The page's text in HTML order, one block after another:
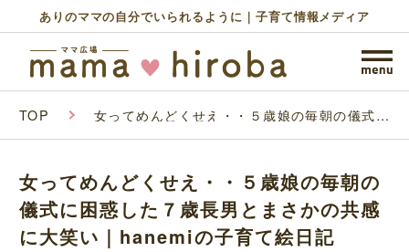
ありのママの自分でいられるように｜子育て情報メディア
TOP 女ってめんどくせえ・・５歳娘の毎朝の儀式に
hanemiの子育て絵日記
女ってめんどくせえ・・５歳娘の毎朝の
儀式に困惑した７歳長男とまさかの共感
に大笑い｜hanemiの子育て絵日記